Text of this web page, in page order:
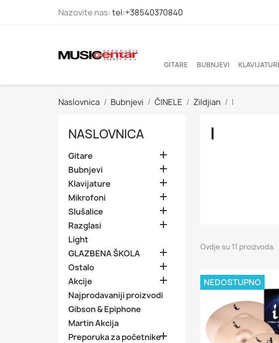
Nazovite nas:tel:+38540370840
GITARE BUBNJEVI
Naslovnica Bubnjevi ČINELE Zildjian I
NASLOVNICA
Gitare 
Bubnjevi 
Klavijature 
Mikrofoni 
Slušalice 
Razglasi 
Light
GLAZBENA ŠKOLA

Ostalo 
Akcije 
Najprodavaniji proizvodi
Gibson & Epiphone
Martin Akcija
Preporuka za početnike
I
Ovdje su 11 proizvoda.
NEDOSTUPNO